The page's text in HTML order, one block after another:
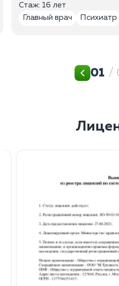
Стаж: 16 лет
Главный врач
Психиатр
01 /